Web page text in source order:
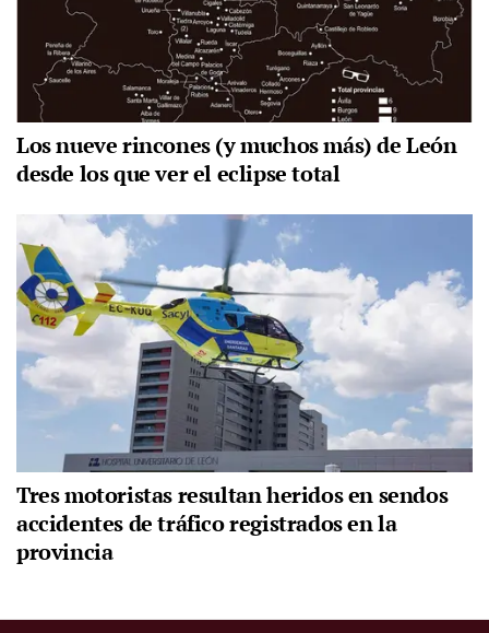
Los nueve rincones (y muchos más) de León
desde los que ver el eclipse total
Tres motoristas resultan heridos en sendos
accidentes de tráfico registrados en la
provincia